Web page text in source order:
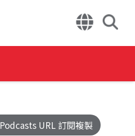
Podcasts URL 訂閱複製